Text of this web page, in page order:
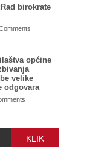
birokrate
općine
velike
odgovara
KLIK